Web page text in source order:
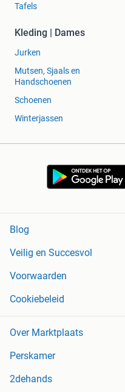
Tafels
Kleding | Dames
Jurken
Mutsen, Sjaals en
Handschoenen
Schoenen
Winterjassen
Blog
Veilig en Succesvol
Voorwaarden
Cookiebeleid
Over Marktplaats
Perskamer
2dehands